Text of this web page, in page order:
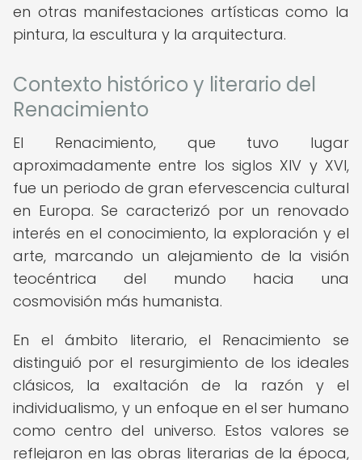
en otras manifestaciones artísticas como la
pintura, la escultura y la arquitectura.
Contexto histórico y literario del
Renacimiento
El Renacimiento, que tuvo lugar
aproximadamente entre los siglos XIV y XVI,
fue un periodo de gran efervescencia cultural
en Europa. Se caracterizó por un renovado
interés en el conocimiento, la exploración y el
arte, marcando un alejamiento de la visión
teocéntrica del mundo hacia una
cosmovisión más humanista.
En el ámbito literario, el Renacimiento se
distinguió por el resurgimiento de los ideales
clásicos, la exaltación de la razón y el
individualismo, y un enfoque en el ser humano
como centro del universo. Estos valores se
reflejaron en las obras literarias de la época,